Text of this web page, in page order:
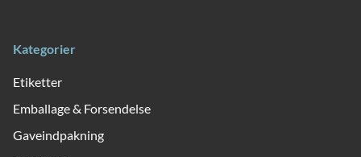
Kategorier
Etiketter
Emballage & Forsendelse
Gaveindpakning